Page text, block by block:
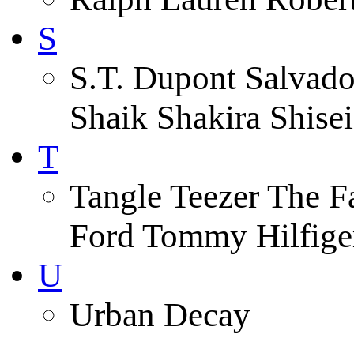
S
S.T. Dupont
Shaik Shakira
T
Tangle Teezer The
Ford Tommy
U
Urban Decay